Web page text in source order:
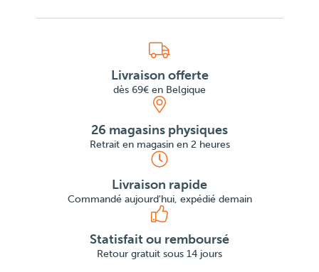
Livraison offerte
dès 69€ en Belgique
26 magasins physiques
Retrait en magasin en 2 heures
Livraison rapide
Commandé aujourd'hui, expédié demain
Statisfait ou remboursé
Retour gratuit sous 14 jours